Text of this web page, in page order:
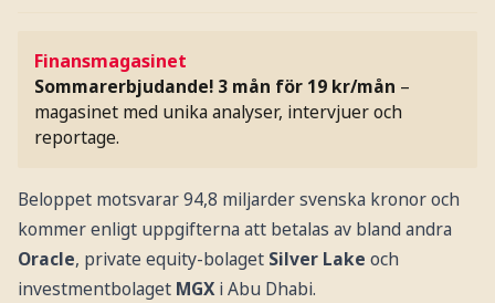
Finansmagasinet
Sommarerbjudande! 3 mån för 19 kr/mån –
magasinet med unika analyser, intervjuer och
reportage.
Beloppet motsvarar 94,8 miljarder svenska kronor och
kommer enligt uppgifterna att betalas av bland andra
Oracle, private equity-bolaget Silver Lake och
investmentbolaget MGXi Abu Dhabi.